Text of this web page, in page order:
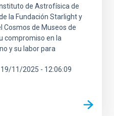
de Astrofísica de
la Fundación Starlight y
Cosmos de Museos de
compromiso en la
y su labor para
19/11/2025 - 12:06:09